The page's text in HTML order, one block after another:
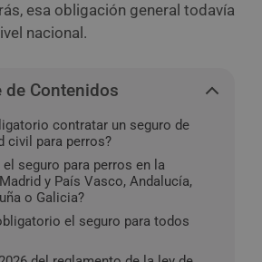
esa obligación general todavía
nacional.
de Contenidos
contratar un seguro de
civil para perros?
seguro para perros en la
y País Vasco, Andalucía,
o Galicia?
el seguro para todos